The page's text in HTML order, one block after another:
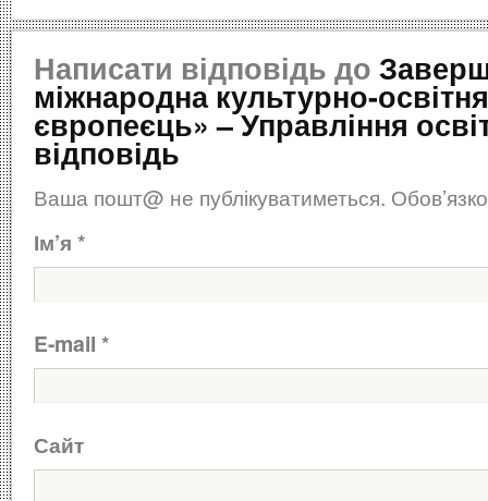
Написати відповідь до
міжнародна культурно-
європеєць» – Управління
відповідь
Ваша пошт@ не публікуватиметься.
Ім’я *
E-mail *
Сайт